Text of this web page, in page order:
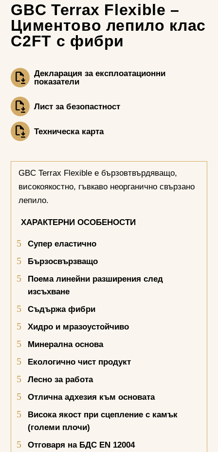
GBC Terrax Flexible –
Циментово лепило клас
С2FT с фибри
Декларация за експлоатационни
показатели
Лист за безопастност
Техническа карта
GBC Terrax Flexible е бързовтвърдяващо,
високоякостно, гъвкаво неорганично свързано
лепило.
ХАРАКТЕРНИ ОСОБЕНОСТИ
Супер еластично
Бързосвързващо
Поема линейни разширения след
изсъхване
Съдържа фибри
Хидро и мразоустойчиво
Минерална основа
Екологично чист продукт
Лесно за работа
Отлична адхезия към основата
Висока якост при сцепление с камък
(големи плочи)
Отговаря на БДС EN 12004